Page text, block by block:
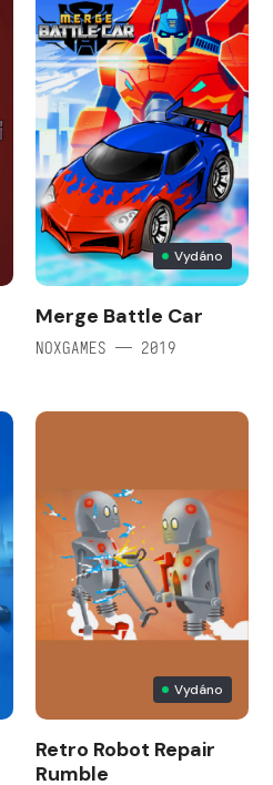
Vydáno
Merge Battle Car
NOXGAMES — 2019
Vydáno
Retro Robot Repair
Rumble